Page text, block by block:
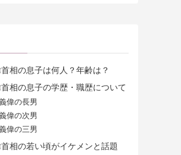
相の息子は何人？年齢は？
相の息子の学歴・職歴について
偉の長男
偉の次男
偉の三男
相の若い頃がイケメンと話題